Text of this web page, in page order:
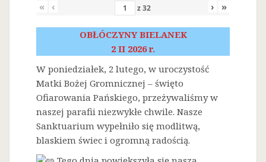
« ‹ z32 › »
OBŁÓCZYNY BIELANEK
2 II 2026 r.
W poniedziałek, 2 lutego, w uroczystość
Matki Bożej Gromnicznej – święto
Ofiarowania Pańskiego, przeżywaliśmy w
naszej parafii niezwykłe chwile. Nasze
Sanktuarium wypełniło się modlitwą,
blaskiem świec i ogromną radością.